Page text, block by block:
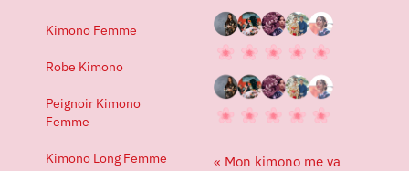
Kimono Femme
Robe Kimono
Peignoir Kimono
Femme
Kimono Long Femme
« Mon kimono me va